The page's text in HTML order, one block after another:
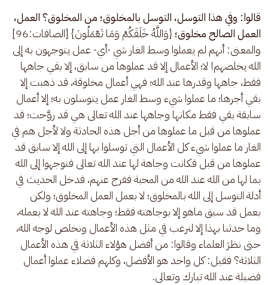
قالوا: وفي هذا التوسل، التوسل بالمخلوق؛ من المخلوق؟ العمل،
العمل الصالح مخلوق؛
{وَاللَّهُ خَلَقَكُمْ وَمَا تَعْمَلُونَ} [الصافات:96]
والمعنى: أنهم لم يعملوا وسط الغار شي -أي- عمل يتوجهون به إلى
الله يخلصهم! لا؛ الأعمال إلا قد عملوها من سابق، إلا بقي جاهها
فقط، جاهها وقدرها عند الله؛ فهي أعمال مخلوقة، قد ذهبت إلا
بقي أجرها؛ ما عملوا شيء وسط الغار عمل يتوسلون به؛ إلا أعمال
سابقة بقي فقط مكانها وجاهها عند الله تعالى هي قد روَّحت؛ قد
عملوها من قبل ما عملوها من أجل هذه الحادثة ولا لأجل هم في
الغار ما عملوا شيء كل الأعمال التي توسلوا بها إلى الله إلا سابق قد
عملوها من قبل فكانت وجاهة لها عند الله تعالى فتوجهوا إلى الله
بما لها من الله عند الله من المحبة ففرج عنهم، فدخل الحديث في
أدلة التوسل إلى الله بالمخلوق؛ لا بعمل العمل المخلوق؛ ولكن
بعمل قد سبق ماهو إلا بوجاهته فقط؛ وجاهته عند الله لا بعمله،
وما حدثنا بهذا إلا لنرغب في مثل هذه الأعمال ونخلص لوجه الله،
حتى نظرَ العلماء وقالوا: من أفضل هؤلاء الثلاثة في هذه الأعمال
الثلاثة؟ فقيل: كل واحد هو الأفضل، وكلهم فضلاء عملوا أعمال
فضيلة عند الله تبارك وتعالى.